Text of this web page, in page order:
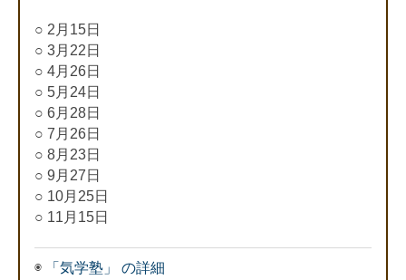
○ 2月15日
○ 3月22日
○ 4月26日
○ 5月24日
○ 6月28日
○ 7月26日
○ 8月23日
○ 9月27日
○ 10月25日
○ 11月15日
◉ 「気学塾」 の詳細